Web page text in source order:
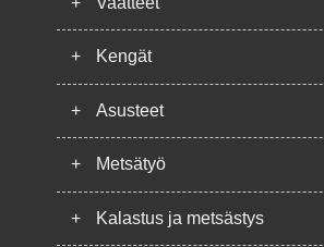
+ Kengät
+ Asusteet
+ Metsätyö
+ Kalastus ja metsästys